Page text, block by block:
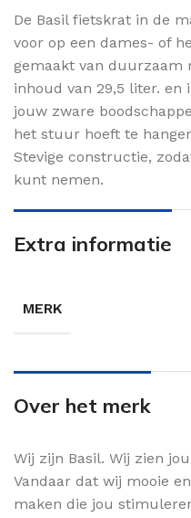
De Basil fietskrat in de
voor op een dames- of
gemaakt van duurzaam
inhoud van 29,5 liter. en
jouw zware
het stuur hoeft te
Stevige constructie,
kunt nemen.
Extra informatie
MERK
Over het merk
Wij zijn Basil. Wij zien
Vandaar dat wij mooie
maken die jou